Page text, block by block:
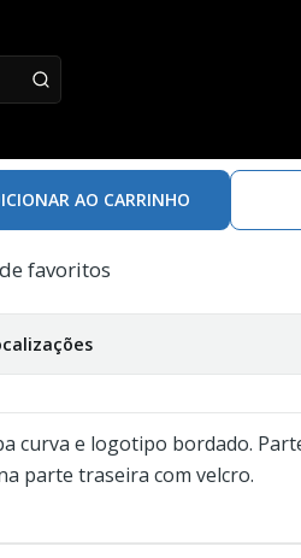
AO CARRINHO
favoritos
curva e logotipo bordado.
parte traseira com velcro.